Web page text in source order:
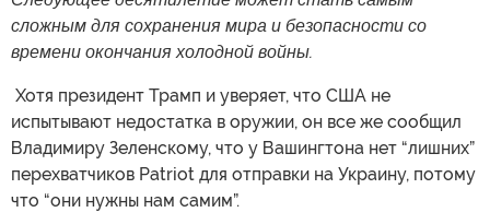
сложным для сохранения мира и безопасности со
времени окончания холодной войны.
​ Хотя президент Трамп и уверяет, что США не
испытывают недостатка в оружии, он все же сообщил
Владимиру Зеленскому, что у Вашингтона нет “лишних”
перехватчиков Patriot для отправки на Украину, потому
что “они нужны нам самим”.